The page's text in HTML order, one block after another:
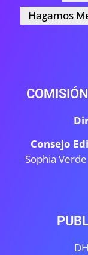
Hagamos
Consejo
Sophia